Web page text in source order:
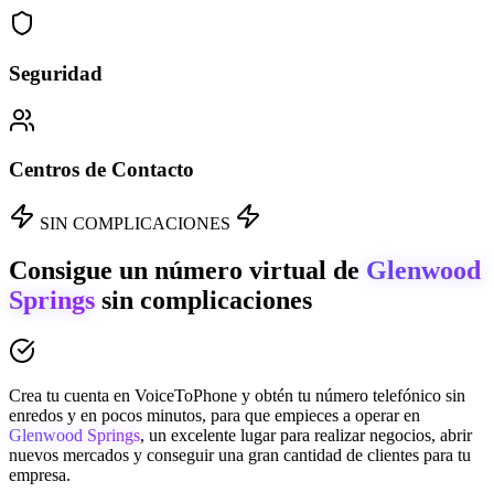
Seguridad
Centros de Contacto
SIN COMPLICACIONES
Consigue un número virtual de Glenwood
Springs sin complicaciones
Crea tu cuenta en VoiceToPhone y obtén tu número telefónico sin
enredos y en pocos minutos, para que empieces a operar en
Glenwood Springs, un excelente lugar para realizar negocios, abrir
nuevos mercados y conseguir una gran cantidad de clientes para tu
empresa.